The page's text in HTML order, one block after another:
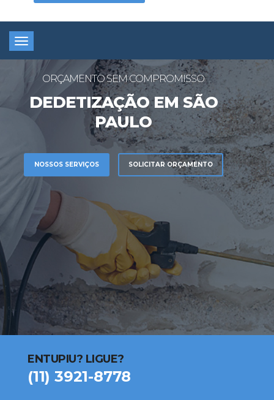
Toggle
navigation
ORÇAMENTO SEM COMPROMISSO
DEDETIZAÇÃO EM SÃO
PAULO
NOSSOS SERVIÇOS SOLICITAR ORÇAMENTO
ENTUPIU? LIGUE?
(11) 3921-8778